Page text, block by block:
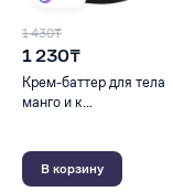
1 430₸
1 230₸
Крем-баттер для тела
манго и к...
В корзину